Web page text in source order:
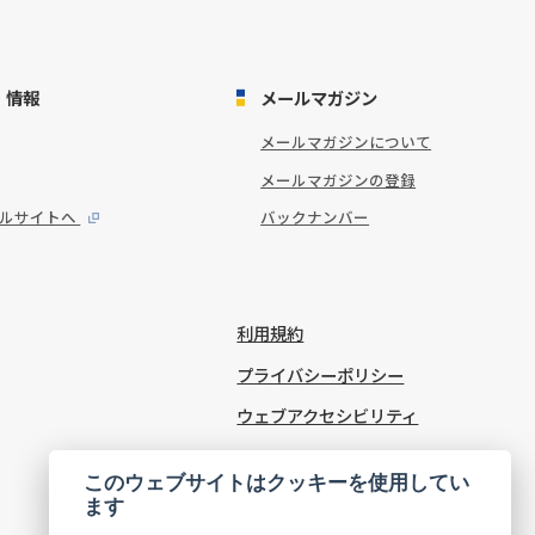
情報
サイトへ
メールマガジン
メールマガジンについて
メールマガジンの登録
バックナンバー
利用規約
プライバシーポリシー
ウェブアクセシビリティ
Cookie Settings
このウェブサイトはクッキーを使用してい
ます